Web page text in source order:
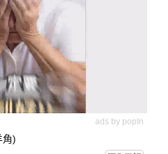
ads by popIn
角)